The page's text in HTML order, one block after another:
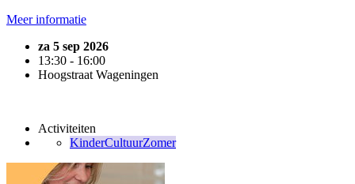
Meer informatie
za 5 sep 2026
13:30 - 16:00
Hoogstraat Wageningen
Activiteiten
KinderCultuurZomer